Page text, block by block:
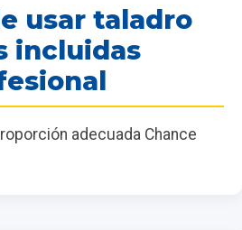
usar taladro
incluidas
adecuada Chance